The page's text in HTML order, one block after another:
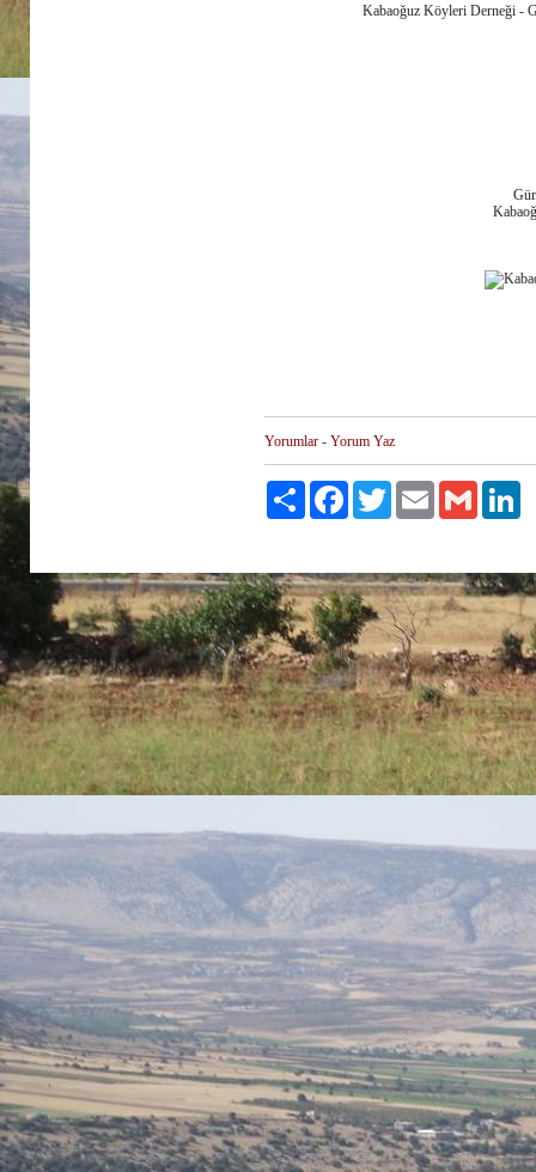
Kabaoğuz Köyleri Derneği -
Yorumlar - Yorum Yaz
Paylaş FacebookTwitter Email Gmail